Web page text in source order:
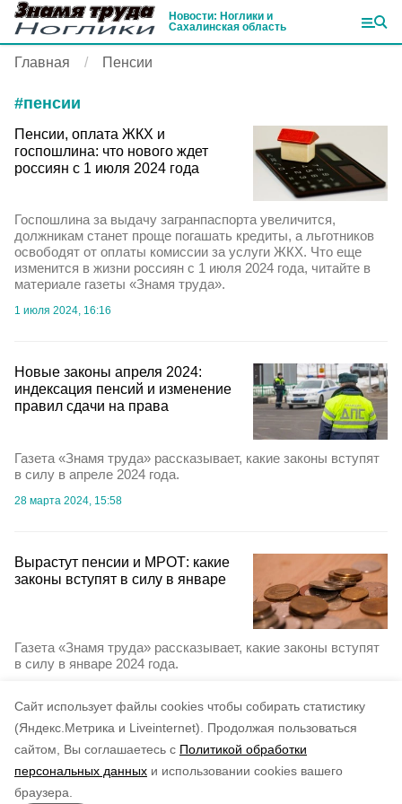
Cайт использует файлы cookies чтобы собирать статистику
(Яндекс.Метрика и Liveinternet).
Продолжая пользоваться
сайтом, Вы соглашаетесь с Политикой обработки
персональных данных и использовании cookies вашего
браузера.
Новости: Ноглики и
Сахалинская область
Главная Пенсии
#пенсии
Пенсии, оплата ЖКХ и
госпошлина: что нового ждет
россиян с 1 июля 2024 года
Госпошлина за выдачу загранпаспорта увеличится,
должникам станет проще погашать кредиты, а льготников
освободят от оплаты комиссии за услуги ЖКХ. Что еще
изменится в жизни россиян с 1 июля 2024 года, читайте в
материале газеты «Знамя труда».
1 июля 2024, 16:16
Новые законы апреля 2024:
индексация пенсий и изменение
правил сдачи на права
Газета «Знамя труда» рассказывает, какие законы вступят
в силу в апреле 2024 года.
28 марта 2024, 15:58
Вырастут пенсии и МРОТ: какие
законы вступят в силу в январе
Газета «Знамя труда» рассказывает, какие законы вступят
в силу в январе 2024 года.